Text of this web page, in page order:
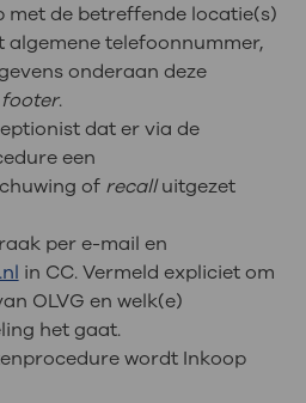
met de betreffende locatie(s)
algemene telefoonnummer,
onderaan deze
footer.
dat er via de
een
of recalluitgezet
per e-mail en
in CC. Vermeld expliciet om
OLVG en welk(e)
het gaat.
wordt Inkoop